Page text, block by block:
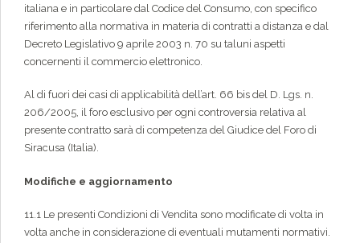
italiana e in particolare dal Codice del Consumo, con specifico
riferimento alla normativa in materia di contratti a distanza e dal
Decreto Legislativo 9 aprile 2003 n. 70 su taluni aspetti
concernenti il commercio elettronico.
Al di fuori dei casi di applicabilità dell’art. 66 bis del D. Lgs. n.
206/2005, il foro esclusivo per ogni controversia relativa al
presente contratto sarà di competenza del Giudice del Foro di
Siracusa (Italia).
Modifiche e aggiornamento
11.1 Le presenti Condizioni di Vendita sono modificate di volta in
volta anche in considerazione di eventuali mutamenti normativi.